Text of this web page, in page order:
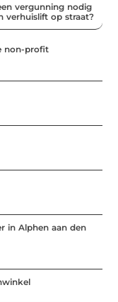
vergunning nodig
verhuislift op straat?
non-profit
in Alphen aan den